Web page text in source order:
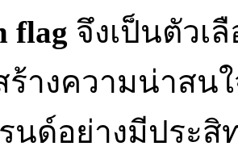
flag จึงเป็นตัวเ
ร้างความน่าสน
นด์อย่างมีประ